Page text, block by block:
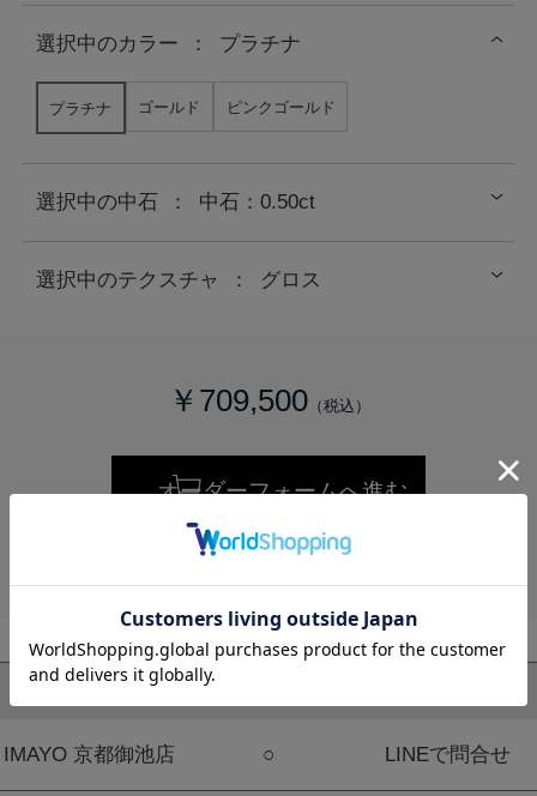
選択中のカラー ： プラチナ
プラチナ ゴールド ピンクゴールド
選択中の中石 ： 中石：0.50ct
選択中のテクスチャ ： グロス
￥709,500
オーダーフォームへ進む
この商品について問い合わせる
取り扱い店舗
IMAYO 京都御池店 ○ LINEで問合せ